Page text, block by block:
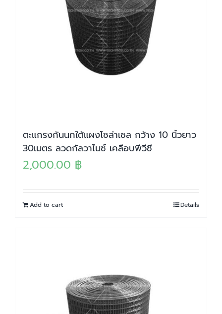
ตะแกรงกันนกใต้แผงโซล่าเซล กว้าง 10 นิ้วยาว
30เมตร ลวดกัลวาไนซ์ เคลือบพีวีซี
2,000.00 ฿
Add to cart Details